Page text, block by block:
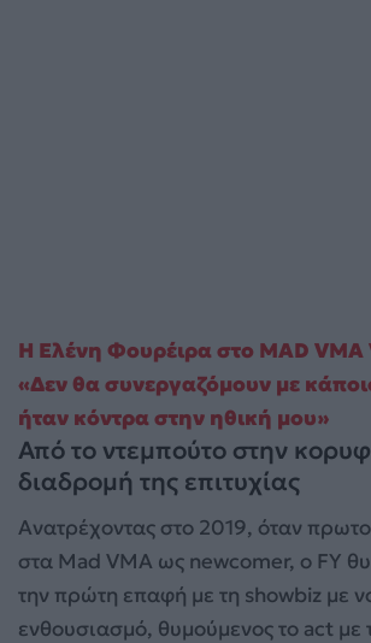
Η Ελένη Φουρέιρα στο MAD
«Δεν θα συνεργαζόμουν με
ήταν κόντρα στην ηθική μου»
Από το ντεμπούτο στην
διαδρομή της επιτυχίας
Ανατρέχοντας στο 2019, όταν
στα Mad VMA ως newcomer, ο FY
την πρώτη επαφή με τη showbiz με
ενθουσιασμό, θυμούμενος το act με